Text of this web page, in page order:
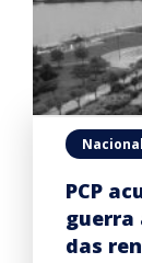
Nacional
PCP
guerra
das